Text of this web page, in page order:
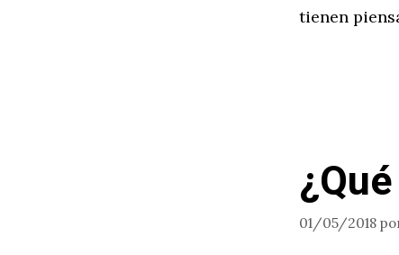
tienen
01/05/2018